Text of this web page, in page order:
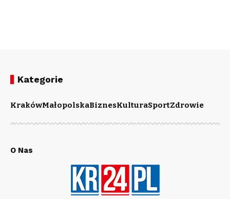
Kategorie
KrakówMałopolskaBiznesKulturaSportZdrowie
O Nas